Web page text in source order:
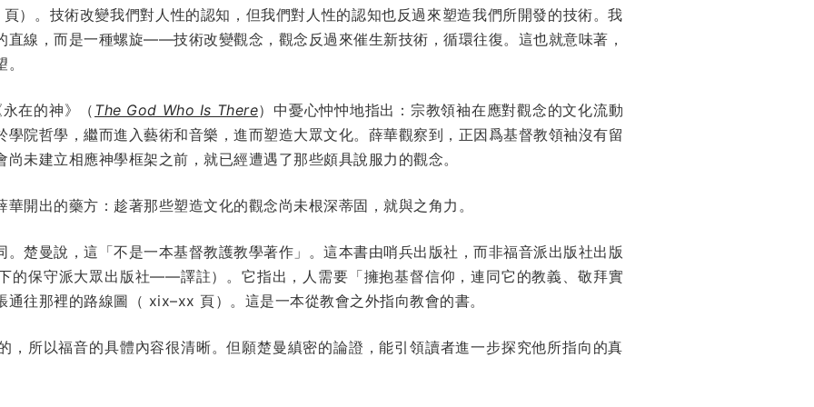
）。技術改變我們對人性的認知，但我們對人性的認知也反過來塑造我們所開發的技術。我
直線，而是一種螺旋——技術改變觀念，觀念反過來催生新技術，循環往復。這也就意味著，
在的神》（ The God Who Is There）中憂心忡忡地指出：宗教領袖在應對觀念的文化流動
院哲學，繼而進入藝術和音樂，進而塑造大眾文化。薛華觀察到，正因爲基督教領袖沒有留
未建立相應神學框架之前，就已經遭遇了那些頗具說服力的觀念。
開出的藥方：趁著那些塑造文化的觀念尚未根深蒂固，就與之角力。
楚曼說，這「不是一本基督教護教學著作」。這本書由哨兵出版社，而非福音派出版社出版
的保守派大眾出版社——譯註）。它指出，人需要「擁抱基督信仰，連同它的教義、敬拜實
往那裡的路線圖（ xix–xx 頁）。這是一本從教會之外指向教會的書。
，所以福音的具體內容很清晰。但願楚曼縝密的論證，能引領讀者進一步探究他所指向的真